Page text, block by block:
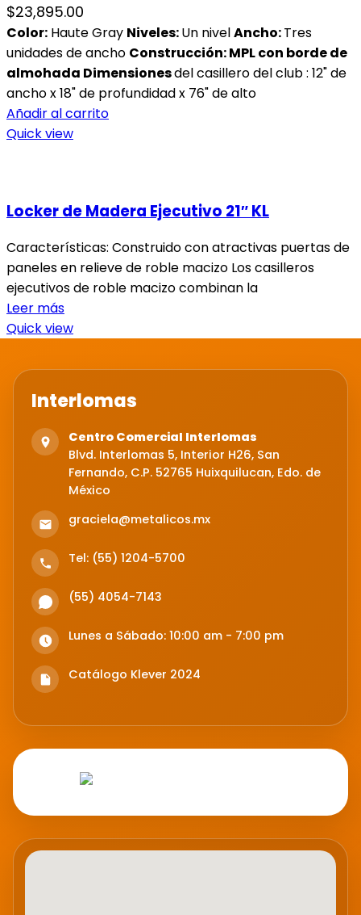
$23,895.00
Color: Haute Gray Niveles:Un nivelAncho:Tres
unidades de ancho Construcción: MPL con borde de
almohada Dimensionesdel casillero del club : 12" de
ancho x 18" de profundidad x 76" de alto
Añadir al carrito
Quick view
Locker de Madera Ejecutivo 21″ KL
Características: Construido con atractivas puertas de
paneles en relieve de roble macizo Los casilleros
ejecutivos de roble macizo combinan la
Leer más
Quick view
Interlomas
Centro Comercial Interlomas
Blvd. Interlomas 5, Interior H26, San
Fernando, C.P. 52765 Huixquilucan, Edo. de
México
graciela@metalicos.mx
Tel: (55) 1204-5700
(55) 4054-7143
Lunes a Sábado: 10:00 am - 7:00 pm
Catálogo Klever 2024